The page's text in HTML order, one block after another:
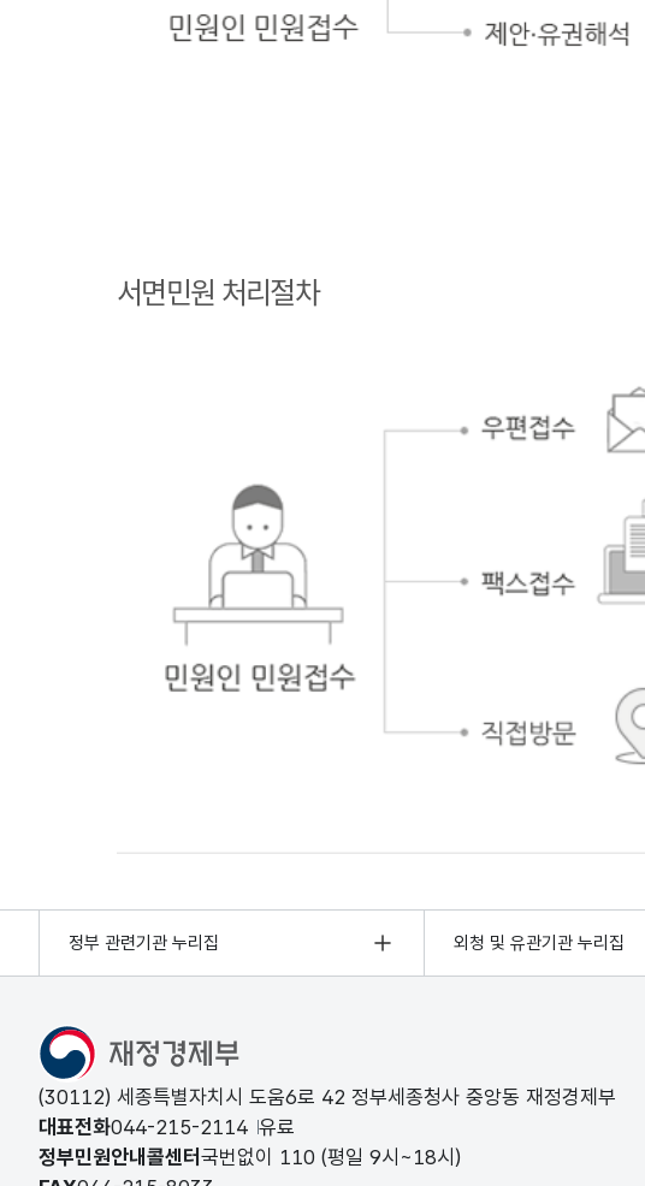
서면민원 처리절차
정부 관련기관 누리집 외청 및 유관기관 누리집
(30112) 세종특별자치시 도움6로 42 정부세종청사 중앙동 재정경제부
대표전화044-215-2114 유료
정부민원안내콜센터 국번없이 110 (평일 9시~18시)